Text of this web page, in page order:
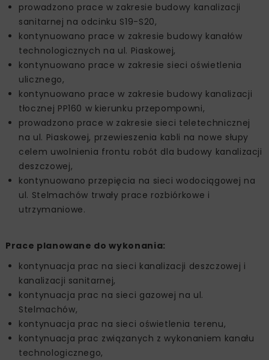
prowadzono prace w zakresie budowy kanalizacji
sanitarnej na odcinku S19-S20,
kontynuowano prace w zakresie budowy kanałów
technologicznych na ul. Piaskowej,
kontynuowano prace w zakresie sieci oświetlenia
ulicznego,
kontynuowano prace w zakresie budowy kanalizacji
tłocznej PP160 w kierunku przepompowni,
prowadzono prace w zakresie sieci teletechnicznej
na ul. Piaskowej, przewieszenia kabli na nowe słupy
celem uwolnienia frontu robót dla budowy kanalizacji
deszczowej,
kontynuowano przepięcia na sieci wodociągowej na
ul. Stelmachów trwały prace rozbiórkowe i
utrzymaniowe.
Prace planowane do wykonania:
kontynuacja prac na sieci kanalizacji deszczowej i
kanalizacji sanitarnej,
kontynuacja prac na sieci gazowej na ul.
Stelmachów,
kontynuacja prac na sieci oświetlenia terenu,
kontynuacja prac związanych z wykonaniem kanału
technologicznego,